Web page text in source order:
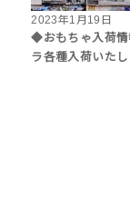
2023年1月19日
◆おもちゃ入荷情
ラ各種入荷いた